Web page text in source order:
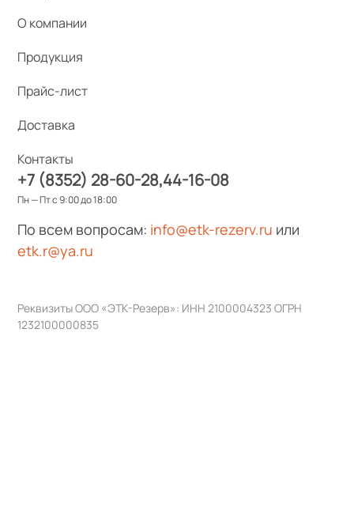
О компании
Продукция
Прайс-лист
Доставка
Контакты
+7 (8352) 28-60-28 44-16-08
Пн — Пт с 9:00 до 18:00
По всем вопросам: info@etk-rezerv.ru или
etk.r@ya.ru
Реквизиты ООО «ЭТК-Резерв»: ИНН 2100004323 ОГРН
1232100000835